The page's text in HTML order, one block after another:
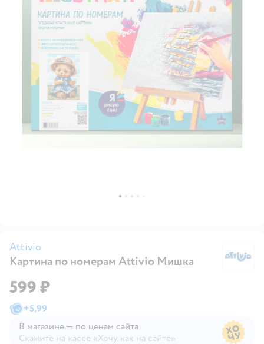
Attivio
Картина по номерам Attivio Мишка
599 ₽
+5,99
В магазине — по ценам сайта
Скажите на кассе «Хочу как на сайте»